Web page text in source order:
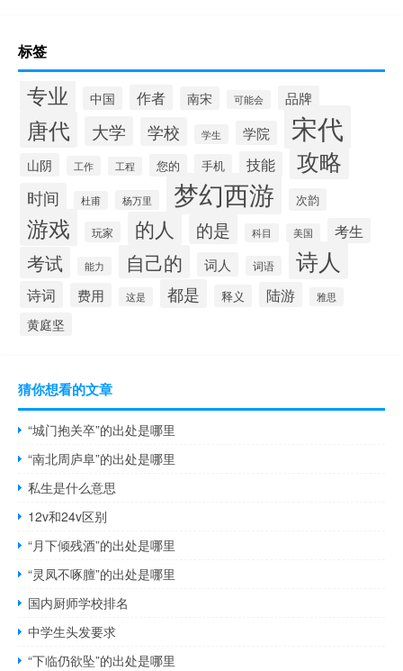
标签
专业 中国 作者 南宋 可能会 品牌
唐代 大学 学校 学生 学院 宋代
山阴 工作 工程 您的 手机 技能 攻略
时间 杜甫 杨万里 梦幻西游 次韵
游戏 玩家 的人 的是 科目 美国 考生
考试 能力 自己的 词人 词语 诗人
诗词 费用 这是 都是 释义 陆游 雅思
黄庭坚
猜你想看的文章
“城门抱关卒”的出处是哪里
“南北周庐阜”的出处是哪里
私生是什么意思
12v和24v区别
“月下倾残酒”的出处是哪里
“灵凤不啄膻”的出处是哪里
国内厨师学校排名
中学生头发要求
“下临仍欲坠”的出处是哪里